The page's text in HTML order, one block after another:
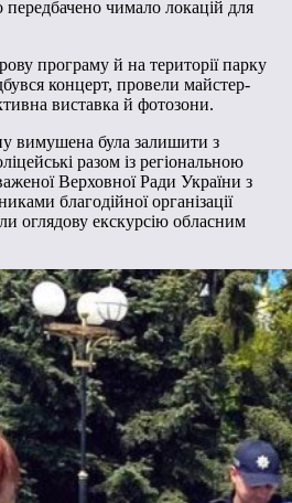
передбачено чимало локацій для
програму й на території парку
концерт, провели майстер-
виставка й фотозони.
вимушена була залишити з
разом із регіональною
Верховної Ради України з
благодійної організації
оглядову екскурсію обласним